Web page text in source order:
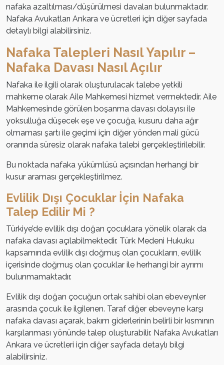
nafaka azaltılması/düşürülmesi davaları bulunmaktadır.
Nafaka Avukatları Ankara ve ücretleri için diğer sayfada
detaylı bilgi alabilirsiniz.
Nafaka Talepleri Nasıl Yapılır –
Nafaka Davası Nasıl Açılır
Nafaka ile ilgili olarak oluşturulacak talebe yetkili
mahkeme olarak Aile Mahkemesi hizmet vermektedir. Aile
Mahkemesinde görülen boşanma davası dolayısı ile
yoksulluğa düşecek eşe ve çocuğa, kusuru daha ağır
olmaması şartı ile geçimi için diğer yönden mali gücü
oranında süresiz olarak nafaka talebi gerçekleştirilebilir.
Bu noktada nafaka yükümlüsü açısından herhangi bir
kusur araması gerçekleştirilmez.
Evlilik Dışı Çocuklar İçin Nafaka
Talep Edilir Mi ?
Türkiye’de evlilik dışı doğan çocuklara yönelik olarak da
nafaka davası açılabilmektedir. Türk Medeni Hukuku
kapsamında evlilik dışı doğmuş olan çocukların, evlilik
içerisinde doğmuş olan çocuklar ile herhangi bir ayrımı
bulunmamaktadır.
Evlilik dışı doğan çocuğun ortak sahibi olan ebeveynler
arasında çocuk ile ilgilenen. Taraf diğer ebeveyne karşı
nafaka davası açarak, bakım giderlerinin belirli bir kısmının
karşılanması yönünde talep oluşturabilir. Nafaka Avukatları
Ankara ve ücretleri için diğer sayfada detaylı bilgi
alabilirsiniz.